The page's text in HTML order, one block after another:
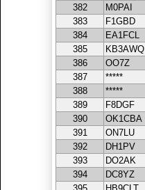
382
M0PAI
383
F1GBD
384
EA1FCL
385
KB3AWQ
386
OO7Z
387
*****
388
*****
389
F8DGF
390
OK1CBA
391
ON7LU
392
DH1PV
393
DO2AK
394
DC8YZ